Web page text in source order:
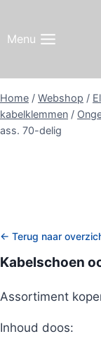
inhoud
Menu
Home / Webshop /
kabelklemmen /
ass. 70-delig
← Terug naar
Kabelschoen
Assortiment
Inhoud doos: